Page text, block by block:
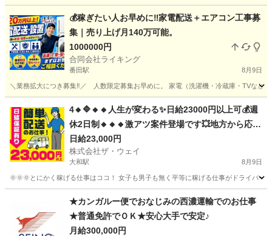
相模原市 番田駅 配送 助手
💰稼ぎたい人お早めに‼️家電配送＋エアコン工事募
集｜売り上げ月140万可能。
1000000円
合同会社ライキング
番田駅 8月9日
＼業務拡大につき募集‼️／ 人数限定募集お早めに。 家電（洗濯機・冷蔵庫・TVなど
配送 助手
4🔸🔷🔸🔸人生が変わる✨日給23000円以上可💰週
休2日制🔸🔸🔸激アツ案件登場です💥地方から応募
も大歓迎😄女子でも楽々✨
日給23,000円
株式会社ザ・ウェイ
大和駅 8月9日
🌞🌞🌞とにかく稼げる仕事はココ！ 女子も男子も無く平等に稼げる仕事がドライバ
大和駅 ドライバー ネットスーパー
★カンガルー便でおなじみの西濃運輸でのお仕事
★普通免許でＯＫ★安心大手で安定♪
月給300,000円